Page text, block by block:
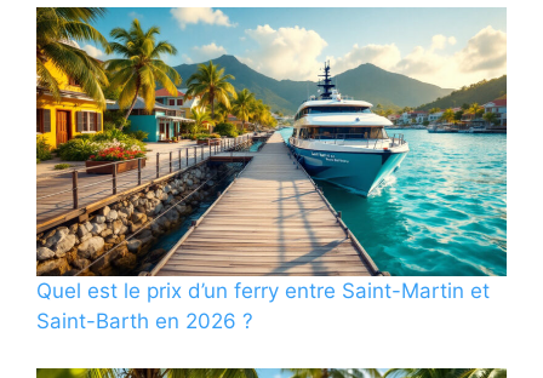
Quel est le prix d’un ferry entre Saint-Martin et
Saint-Barth en 2026 ?